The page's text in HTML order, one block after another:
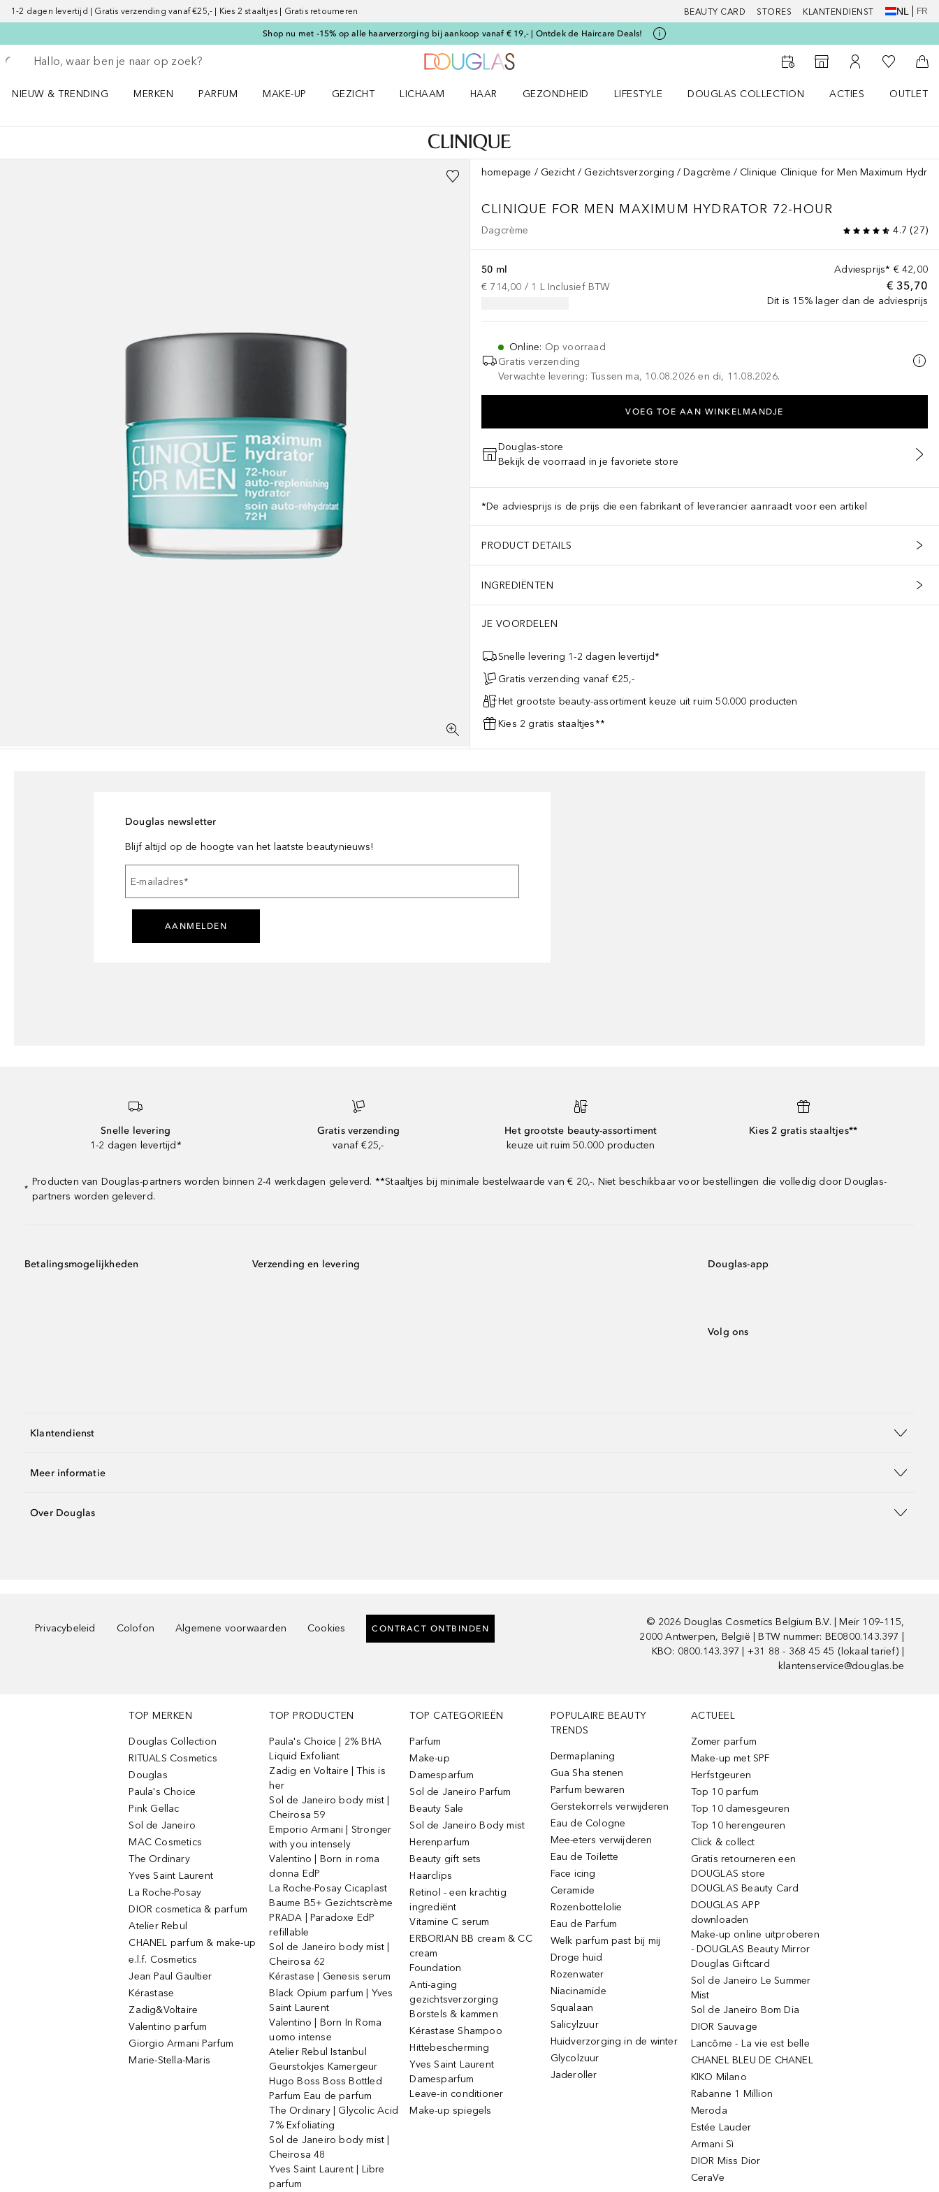
1-2 dagen levertijd | Gratis verzending vanaf €25,- | Kies 2 staaltjes | Gratis retourneren BEAUTY CARD STORES KLANTENDIENST NL FR
Shop nu met -15% op alle haarverzorging bij aankoop vanaf € 19,- | Ontdek de Haircare Deals!
Ga terug
Zoekopdracht uitvoeren
Naar StorefinderNaar Mijn Account
Naar Mijn
NIEUW & TRENDING
MERKEN
PARFUM
MAKE-UP
GEZICHT
LICHAAM
HAAR
GEZONDHEID
LIFESTYLE
DOUGLAS COLLECTION
ACTIES
OUTLET
homepage Gezicht Gezichtsverzorging Dagcrème Clinique Clinique for Men Maximum
CLINIQUE FOR MEN MAXIMUM HYDRATOR 72-HOUR
Dagcrème 4.7 (27)
Adviesprijs* € 42,00
€ 35,70
Dit is 15% lager dan de adviesprijs
50 ml
€ 714,00 / 1 L Inclusief BTW
Online: Op voorraad
Gratis verzending
Verwachte levering: Tussen ma, 10.08.2026 en di, 11.08.2026.
VOEG TOE AAN WINKELMANDJE
Douglas-store
Bekijk de voorraad in je favoriete store
*De adviesprijs is de prijs die een fabrikant of leverancier aanraadt voor een artikel
PRODUCT DETAILS
INGREDIËNTEN
JE VOORDELEN
Snelle levering 1-2 dagen levertijd*
Gratis verzending vanaf €25,-
Het grootste beauty-assortiment keuze uit ruim 50.000 producten
Kies 2 gratis staaltjes**
Douglas newsletter
Blijf altijd op de hoogte van het laatste beautynieuws!
E-mailadres*
AANMELDEN
Snelle levering
1-2 dagen levertijd*
Gratis verzending
vanaf €25,-
Het grootste beauty-assortiment
keuze uit ruim 50.000 producten
Kies 2 gratis staaltjes**
*
Producten van Douglas-partners worden binnen 2-4 werkdagen geleverd. **Staaltjes bij minimale bestelwaarde van € 20,-. Niet beschikbaar voor bestellingen die volledig door Douglas-
partners worden geleverd.
Betalingsmogelijkheden Verzending en levering Douglas-app
Volg ons
Klantendienst
Meer informatie
Over Douglas
Privacybeleid Colofon Algemene voorwaarden Cookies CONTRACT ONTBINDEN
© 2026 Douglas Cosmetics Belgium B.V. | Meir 109–115,
2000 Antwerpen, België | BTW nummer: BE0800.143.397 |
KBO: 0800.143.397 | +31 88 - 368 45 45 (lokaal tarief) |
klantenservice@douglas.be
TOP MERKEN
Douglas Collection
RITUALS Cosmetics
Douglas
Paula's Choice
Pink Gellac
Sol de Janeiro
MAC Cosmetics
The Ordinary
Yves Saint Laurent
La Roche-Posay
DIOR cosmetica & parfum
Atelier Rebul
CHANEL parfum & make-up
e.l.f. Cosmetics
Jean Paul Gaultier
Kérastase
Zadig&Voltaire
Valentino parfum
Giorgio Armani Parfum
Marie-Stella-Maris
TOP PRODUCTEN
Paula's Choice | 2% BHA
Liquid Exfoliant
Zadig en Voltaire | This is
her
Sol de Janeiro body mist |
Cheirosa 59
Emporio Armani | Stronger
with you intensely
Valentino | Born in roma
donna EdP
La Roche-Posay Cicaplast
Baume B5+ Gezichtscrème
PRADA | Paradoxe EdP
refillable
Sol de Janeiro body mist |
Cheirosa 62
Kérastase | Genesis serum
Black Opium parfum | Yves
Saint Laurent
Valentino | Born In Roma
uomo intense
Atelier Rebul Istanbul
Geurstokjes Kamergeur
Hugo Boss Boss Bottled
Parfum Eau de parfum
The Ordinary | Glycolic Acid
7% Exfoliating
Sol de Janeiro body mist |
Cheirosa 48
Yves Saint Laurent | Libre
parfum
TOP CATEGORIEËN
Parfum
Make-up
Damesparfum
Sol de Janeiro Parfum
Beauty Sale
Sol de Janeiro Body mist
Herenparfum
Beauty gift sets
Haarclips
Retinol - een krachtig
ingrediënt
Vitamine C serum
ERBORIAN BB cream & CC
cream
Foundation
Anti-aging
gezichtsverzorging
Borstels & kammen
Kérastase Shampoo
Hittebescherming
Yves Saint Laurent
Damesparfum
Leave-in conditioner
Make-up spiegels
POPULAIRE BEAUTY
TRENDS
Dermaplaning
Gua Sha stenen
Parfum bewaren
Gerstekorrels verwijderen
Eau de Cologne
Mee-eters verwijderen
Eau de Toilette
Face icing
Ceramide
Rozenbottelolie
Eau de Parfum
Welk parfum past bij mij
Droge huid
Rozenwater
Niacinamide
Squalaan
Salicylzuur
Huidverzorging in de winter
Glycolzuur
Jaderoller
ACTUEEL
Zomer parfum
Make-up met SPF
Herfstgeuren
Top 10 parfum
Top 10 damesgeuren
Top 10 herengeuren
Click & collect
Gratis retourneren een
DOUGLAS store
DOUGLAS Beauty Card
DOUGLAS APP
downloaden
Make-up online uitproberen
- DOUGLAS Beauty Mirror
Douglas Giftcard
Sol de Janeiro Le Summer
Mist
Sol de Janeiro Bom Dia
DIOR Sauvage
Lancôme - La vie est belle
CHANEL BLEU DE CHANEL
KIKO Milano
Rabanne 1 Million
Meroda
Estée Lauder
Armani Sì
DIOR Miss Dior
CeraVe